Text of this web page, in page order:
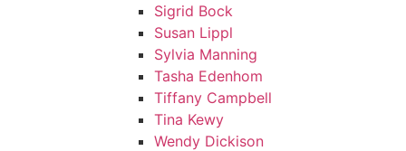
Sigrid Bock
Susan Lippl
Sylvia Manning
Tasha Edenhom
Tiffany Campbell
Tina Kewy
Wendy Dickison